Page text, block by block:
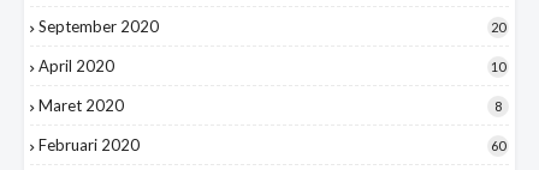
September 2020 20
April 2020 10
Maret 2020 8
Februari 2020 60